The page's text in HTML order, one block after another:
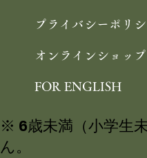
プライバシーポリ
オンラインショップ
FOR ENGLISH
※ 6歳未満（小学生
ん。